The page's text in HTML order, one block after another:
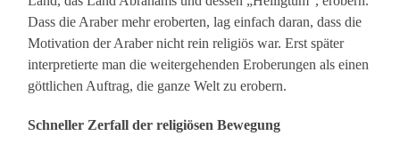
Dass die Araber mehr eroberten, lag einfach daran, dass die
Motivation der Araber nicht rein religiös war. Erst später
interpretierte man die weitergehenden Eroberungen als einen
göttlichen Auftrag, die ganze Welt zu erobern.
Schneller Zerfall der religiösen Bewegung